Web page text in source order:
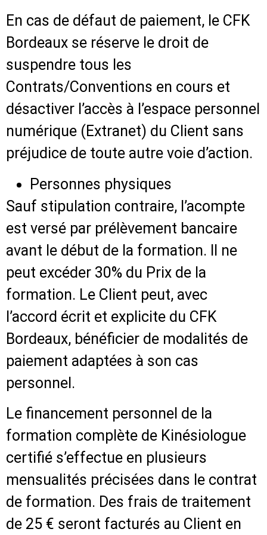
En cas de défaut de paiement, le CFK
Bordeaux se réserve le droit de
suspendre tous les
Contrats/Conventions en cours et
désactiver l’accès à l’espace personnel
numérique (Extranet) du Client sans
préjudice de toute autre voie d’action.
Personnes physiques
Sauf stipulation contraire, l’acompte
est versé par prélèvement bancaire
avant le début de la formation. Il ne
peut excéder 30% du Prix de la
formation. Le Client peut, avec
l’accord écrit et explicite du CFK
Bordeaux, bénéficier de modalités de
paiement adaptées à son cas
personnel.
Le financement personnel de la
formation complète de Kinésiologue
certifié s’effectue en plusieurs
mensualités précisées dans le contrat
de formation. Des frais de traitement
de 25 € seront facturés au Client en